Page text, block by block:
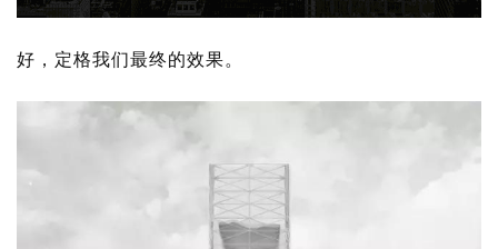
好，定格我们最终的效果。